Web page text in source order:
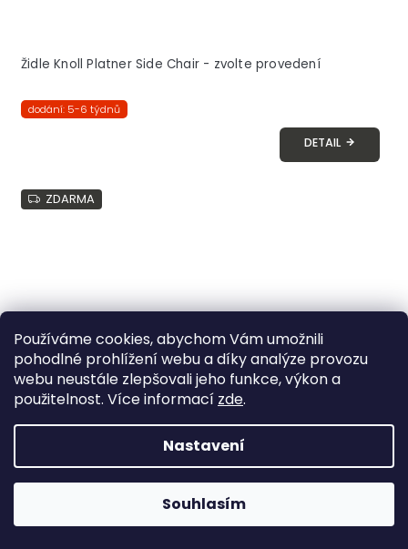
Používáme cookies, abychom Vám umožnili
pohodlné prohlížení webu a díky analýze provozu
webu neustále zlepšovali jeho funkce, výkon a
použitelnost. Více informací zde.
Nastavení
Souhlasím
Židle Knoll Platner Side Chair - zvolte provedení
dodání: 5-6 týdnů
DETAIL
ZDARMA
Židle SAARINEN TULIP CHAIR - zvolte provedení